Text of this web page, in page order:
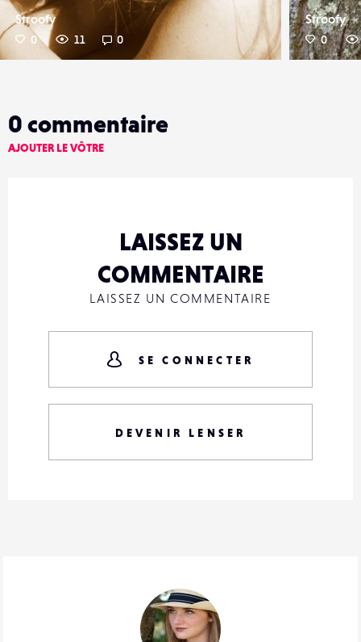
Stroofy
0 11 0
Stroofy
0
0 commentaire
AJOUTER LE VÔTRE
LAISSEZ UN
COMMENTAIRE
LAISSEZ UN COMMENTAIRE
SE CONNECTER
DEVENIR LENSER